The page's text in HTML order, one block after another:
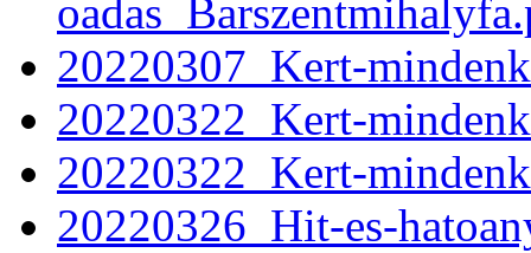
20220307_Kert-
20220322_Kert-
20220322_Kert-
20220326_Hit-es-